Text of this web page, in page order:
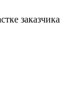
заказчика